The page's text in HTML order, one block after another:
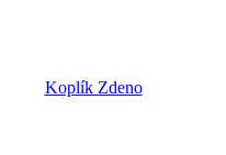
Koplík Zdeno